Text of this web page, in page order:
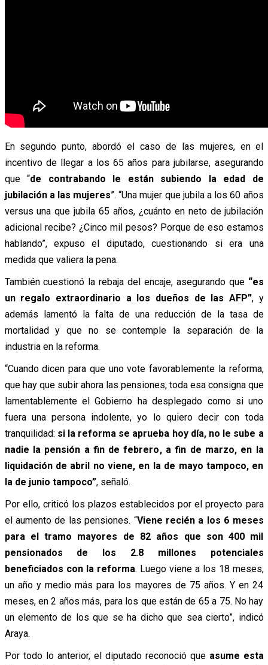
En segundo punto, abordó el caso de las mujeres, en el
incentivo de llegar a los 65 años para jubilarse, asegurando
que “de contrabando le están subiendo la edad de
jubilación a las mujeres”. “Una mujer que jubila a los 60 años
versus una que jubila 65 años, ¿cuánto en neto de jubilación
adicional recibe? ¿Cinco mil pesos? Porque de eso estamos
hablando”, expuso el diputado, cuestionando si era una
medida que valiera la pena.
También cuestionó la rebaja del encaje, asegurando que “es
un regalo extraordinario a los dueños de las AFP”, y
además lamentó la falta de una reducción de la tasa de
mortalidad y que no se contemple la separación de la
industria en la reforma.
“Cuando dicen para que uno vote favorablemente la reforma,
que hay que subir ahora las pensiones, toda esa consigna que
lamentablemente el Gobierno ha desplegado como si uno
fuera una persona indolente, yo lo quiero decir con toda
tranquilidad: si la reforma se aprueba hoy día, no le sube a
nadie la pensión a fin de febrero, a fin de marzo, en la
liquidación de abril no viene, en la de mayo tampoco, en
la de junio tampoco”, señaló.
Por ello, criticó los plazos establecidos por el proyecto para
el aumento de las pensiones. “Viene recién a los 6 meses
para el tramo mayores de 82 años que son 400 mil
pensionados de los 2.8 millones potenciales
beneficiados con la reforma. Luego viene a los 18 meses,
un año y medio más para los mayores de 75 años. Y en 24
meses, en 2 años más, para los que están de 65 a 75. No hay
un elemento de los que se ha dicho que sea cierto”, indicó
Araya.
Por todo lo anterior, el diputado reconoció que asume esta